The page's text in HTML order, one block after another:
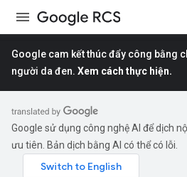
Google cam kết thúc đẩy công bằng
người da đen. Xem cách thực hiện.
Google sử dụng công nghệ AI để dịch
ưu tiên. Bản dịch bằng AI có thể có lỗi.